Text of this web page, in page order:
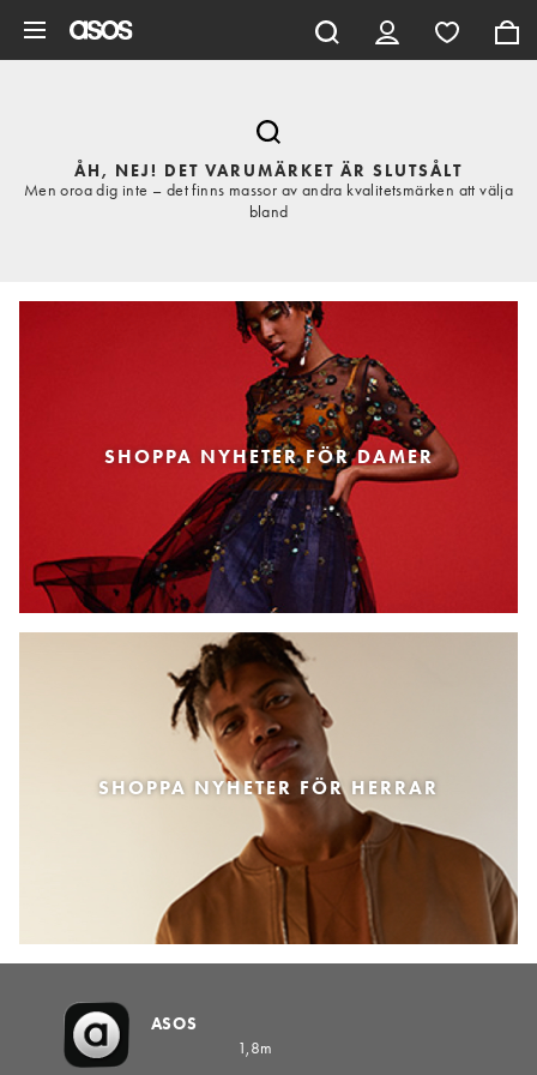
ÅH, NEJ! DET VARUMÄRKET ÄR SLUTSÅLT
Men oroa dig inte – det finns massor av andra kvalitetsmärken att välja
bland
SHOPPA NYHETER FÖR DAMER
SHOPPA NYHETER FÖR HERRAR
ASOS
1,8m